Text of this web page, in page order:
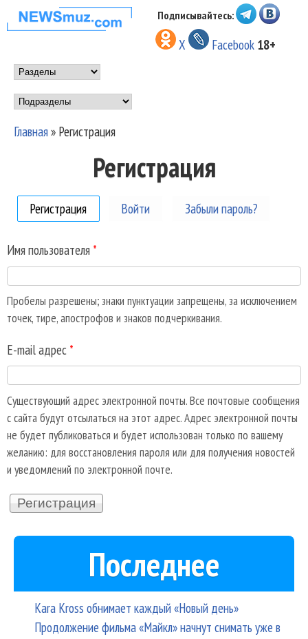
Перейти к основному
содержанию
НОВОСТИ
МУЗЫКИ И
ШОУ БИЗНЕСА
NEWSMUZ.COM
Подписывайтесь:
X Facebook 18+
Main menu
Подразделы
Главная» Регистрация
Регистрация
Регистрация (активная вкладка)
Войти Забыли пароль?
Имя пользователя *
Пробелы разрешены; знаки пунктуации запрещены, за исключением
точек, тире, апострофов и знаков подчеркивания.
E-mail адрес *
Существующий адрес электронной почты. Все почтовые сообщения
с сайта будут отсылаться на этот адрес. Адрес электронной почты
не будет публиковаться и будет использован только по вашему
желанию: для восстановления пароля или для получения новостей
и уведомлений по электронной почте.
Последнее
Kara Kross обнимает каждый «Новый день»
Продолжение фильма «Майкл» начнут снимать уже в